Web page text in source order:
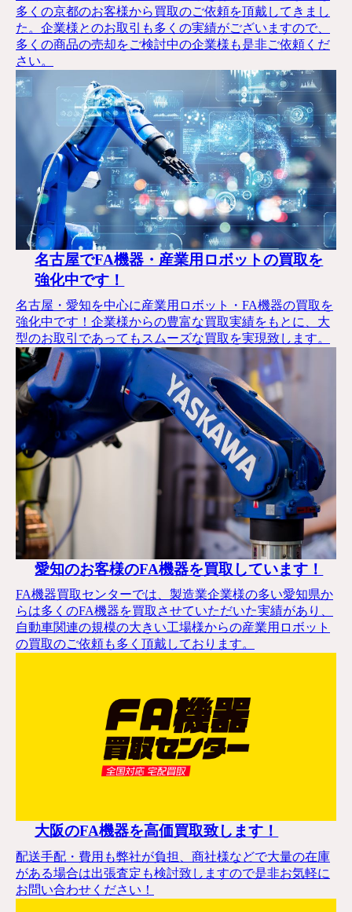
多くの京都のお客様から買取のご依頼を頂戴してきまし
た。企業様とのお取引も多くの実績がございますので、
多くの商品の売却をご検討中の企業様も是非ご依頼くだ
さい。
名古屋でFA機器・産業用ロボットの買取を
強化中です！
名古屋・愛知を中心に産業用ロボット・FA機器の買取を
強化中です！企業様からの豊富な買取実績をもとに、大
型のお取引であってもスムーズな買取を実現致します。
愛知のお客様のFA機器を買取しています！
FA機器買取センターでは、製造業企業様の多い愛知県か
らは多くのFA機器を買取させていただいた実績があり、
自動車関連の規模の大きい工場様からの産業用ロボット
の買取のご依頼も多く頂戴しております。
大阪のFA機器を高価買取致します！
配送手配・費用も弊社が負担、商社様などで大量の在庫
がある場合は出張査定も検討致しますので是非お気軽に
お問い合わせください！